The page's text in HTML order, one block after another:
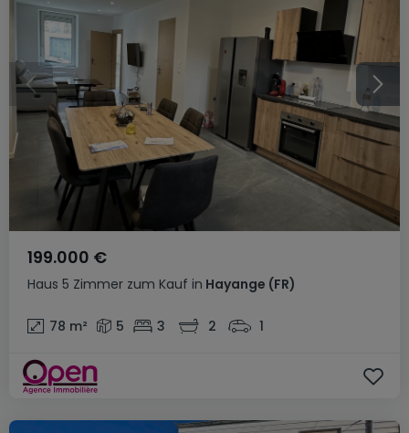
Haus 5 Zimmer zum Kauf in Hayange (FR)
199.000 €
78 m² 5 3 2 1